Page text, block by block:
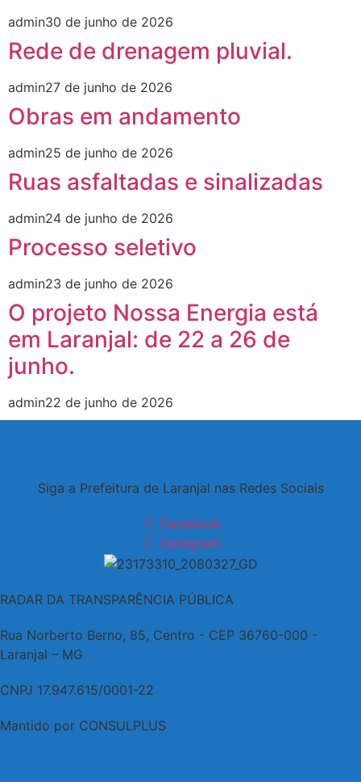
admin30 de junho de 2026
Rede de drenagem pluvial.
admin27 de junho de 2026
Obras em andamento
admin25 de junho de 2026
Ruas asfaltadas e sinalizadas
admin24 de junho de 2026
Processo seletivo
admin23 de junho de 2026
O projeto Nossa Energia está
em Laranjal: de 22 a 26 de
junho.
admin22 de junho de 2026
Siga a Prefeitura de Laranjal nas Redes Sociais
Facebook
Instagram
RADAR DA TRANSPARÊNCIA PÚBLICA
Rua Norberto Berno, 85, Centro - CEP 36760-000 -
Laranjal – MG
CNPJ 17.947.615/0001-22
Mantido por CONSULPLUS